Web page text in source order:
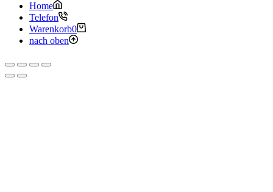
Home
Telefon
Warenkorb0
nach oben